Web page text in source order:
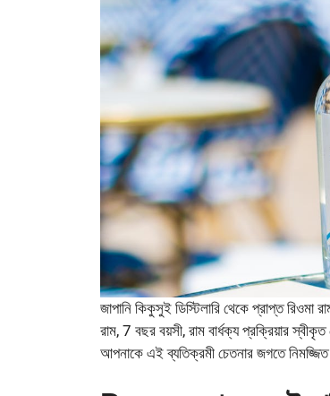
জাপানি কিকুসুই ডিস্টিলারি থেকে প্রাপ্ত
রাম, 7 বছর বয়সী, রাম বার্ধক্য প্রক্রিয়ার
আপনাকে এই ব্যতিক্রমী চেতনার জগতে